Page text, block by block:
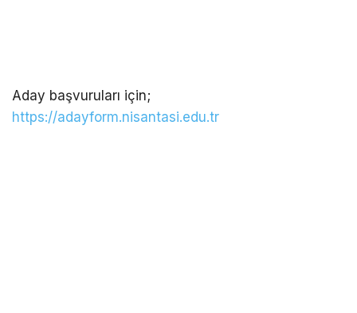
Aday başvuruları için;
https://adayform.nisantasi.edu.tr